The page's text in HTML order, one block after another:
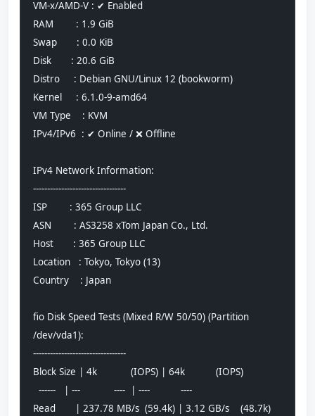
VM-x/AMD-V : ✔ Enabled
RAM        : 1.9 GiB
Swap       : 0.0 KiB
Disk       : 20.6 GiB
Distro     : Debian GNU/Linux 12 (bookworm)
Kernel     : 6.1.0-9-amd64
VM Type    : KVM
IPv4/IPv6  : ✔ Online / ❌ Offline
IPv4 Network Information:
---------------------------------
ISP        : 365 Group LLC
ASN        : AS3258 xTom Japan Co., Ltd.
Host       : 365 Group LLC
Location   : Tokyo, Tokyo (13)
Country    : Japan
fio Disk Speed Tests (Mixed R/W 50/50) (Partition
/dev/vda1):
---------------------------------
Block Size | 4k            (IOPS) | 64k           (IOPS)
  ------   | ---            ----  | ----           ----
Read       | 237.78 MB/s  (59.4k) | 3.12 GB/s    (48.7k)